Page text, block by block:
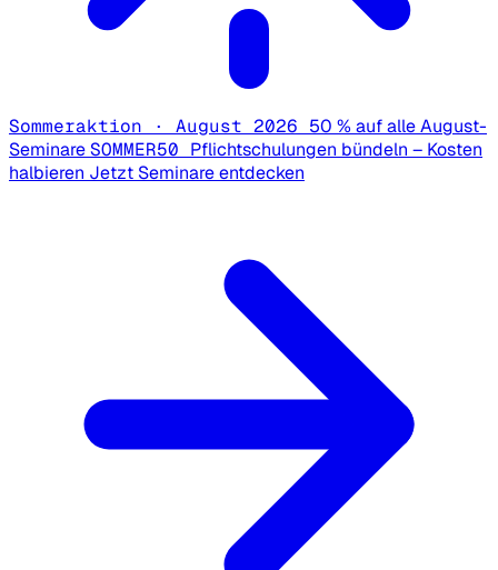
Sommeraktion · August 2026 50 % auf alle August-
SeminareSOMMER50 Pflichtschulungen bündeln – Kosten
halbieren Jetzt Seminare entdecken